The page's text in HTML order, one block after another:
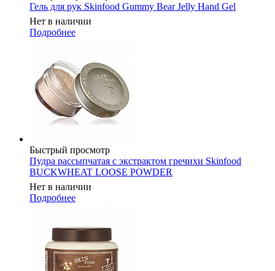
Гель для рук Skinfood Gummy Bear Jelly Hand Gel
Нет в наличии
Подробнее
Быстрый просмотр
Пудра рассыпчатая с экстрактом гречихи Skinfood
BUCKWHEAT LOOSE POWDER
Нет в наличии
Подробнее